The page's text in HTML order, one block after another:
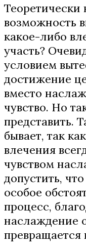
Теоретически
возможность
какое-либо
участь?
условием
достижение
вместо
чувство. Но
представить.
бывает, так
влечения
чувством
допустить,
особое
процесс,
наслаждение
превращается